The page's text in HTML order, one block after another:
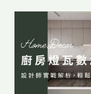
數
選?
設
計
師